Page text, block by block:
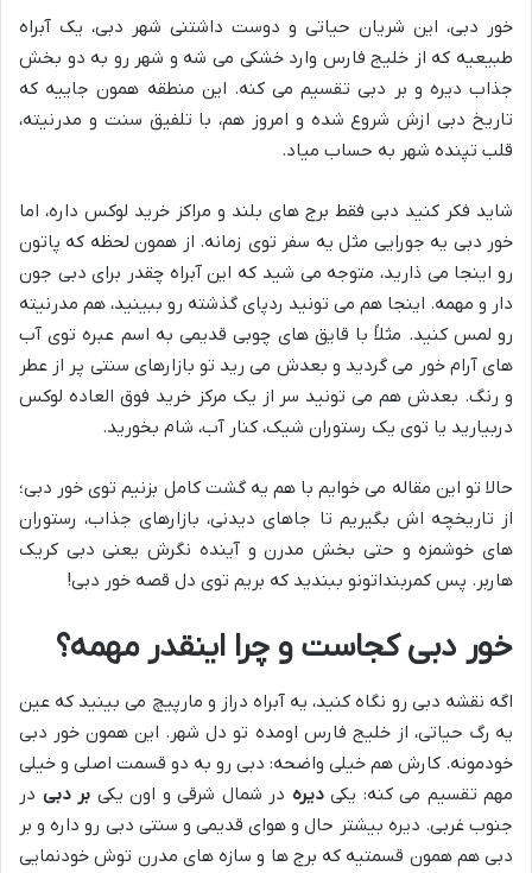
خور دبی، این شریان حیاتی و دوست داشتنی شهر دبی، یک آبراه
طبیعیه که از خلیج فارس وارد خشکی می شه و شهر رو به دو بخش
جذاب دیره و بر دبی تقسیم می کنه. این منطقه همون جاییه که
تاریخ دبی ازش شروع شده و امروز هم، با تلفیق سنت و مدرنیته،
قلب تپنده شهر به حساب میاد.
شاید فکر کنید دبی فقط برج های بلند و مراکز خرید لوکس داره، اما
خور دبی یه جورایی مثل یه سفر توی زمانه. از همون لحظه که پاتون
رو اینجا می ذارید، متوجه می شید که این آبراه چقدر برای دبی جون
دار و مهمه. اینجا هم می تونید ردپای گذشته رو ببینید، هم مدرنیته
رو لمس کنید. مثلاً با قایق های چوبی قدیمی به اسم عبره توی آب
های آرام خور می گردید و بعدش می رید تو بازارهای سنتی پر از عطر
و رنگ. بعدش هم می تونید سر از یک مرکز خرید فوق العاده لوکس
دربیارید یا توی یک رستوران شیک، کنار آب، شام بخورید.
حالا تو این مقاله می خوایم با هم یه گشت کامل بزنیم توی خور دبی؛
از تاریخچه اش بگیریم تا جاهای دیدنی، بازارهای جذاب، رستوران
های خوشمزه و حتی بخش مدرن و آینده نگرش یعنی دبی کریک
هاربر. پس کمربنداتونو ببندید که بریم توی دل قصه خور دبی!
خور دبی کجاست و چرا اینقدر مهمه؟
اگه نقشه دبی رو نگاه کنید، یه آبراه دراز و مارپیچ می بینید که عین
یه رگ حیاتی، از خلیج فارس اومده تو دل شهر. این همون خور دبی
خودمونه. کارش هم خیلی واضحه: دبی رو به دو قسمت اصلی و خیلی
مهم تقسیم می کنه: یکیدیره در شمال شرقی و اون یکی بر دبی در
جنوب غربی. دیره بیشتر حال و هوای قدیمی و سنتی دبی رو داره و بر
دبی هم همون قسمتیه که برج ها و سازه های مدرن توش خودنمایی